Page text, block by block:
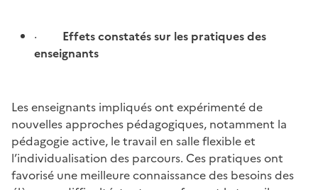
·
Effets constatés sur les pratiques des
enseignants
Les enseignants impliqués ont expérimenté de
nouvelles approches pédagogiques, notamment la
pédagogie active, le travail en salle flexible et
l’individualisation des parcours. Ces pratiques ont
favorisé une meilleure connaissance des besoins des